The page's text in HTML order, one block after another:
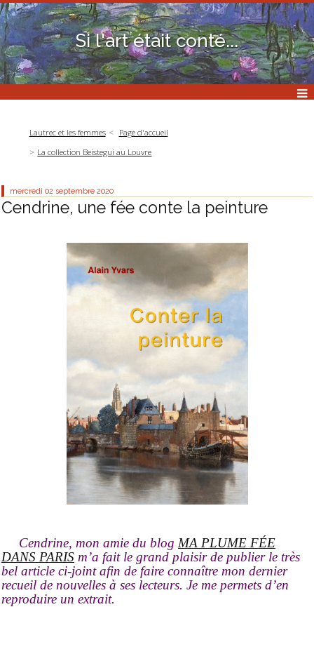
Si l'art était conté...
Lautrec et les femmes
Page d'accueil
La collection Beistegui au Louvre
mercredi 02 septembre 2020
Cendrine, une fée conte la peinture
Cendrine, mon amie du blog MA PLUME FÉE
DANS PARIS m’a fait le grand plaisir de publier le très
bel article ci-joint afin de faire connaître mon dernier
recueil de nouvelles à ses lecteurs. Je me permets d’en
reproduire un extrait.